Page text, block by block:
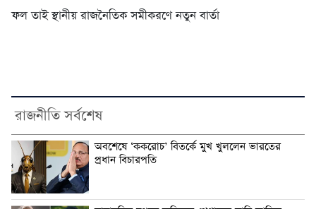
ফল তাই স্থানীয় রাজনৈতিক সমীকরণে নতুন বার্তা
রাজনীতি সর্বশেষ
অবশেষে ‘ককরোচ’ বিতর্কে মুখ খুললেন ভারতের
প্রধান বিচারপতি